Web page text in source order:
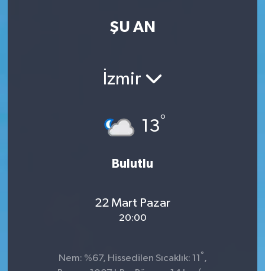
ŞU AN
İzmir
13°
Bulutlu
22 Mart Pazar
20:00
Nem: %67, Hissedilen Sıcaklık: 11 ° ,
Son Dakika Haberleri